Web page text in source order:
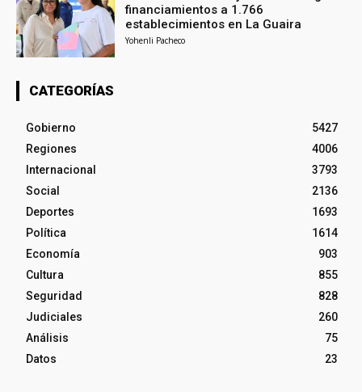
financiamientos a 1.766
establecimientos en La Guaira
Yohenli Pacheco
CATEGORÍAS
Gobierno
5427
Regiones
4006
Internacional
3793
Social
2136
Deportes
1693
Política
1614
Economía
903
Cultura
855
Seguridad
828
Judiciales
260
Análisis
75
Datos
23